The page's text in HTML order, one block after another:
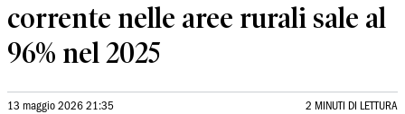
corrente nelle aree rurali sale al
96% nel 2025
13 maggio 2026 21:35 2 MINUTI DI LETTURA